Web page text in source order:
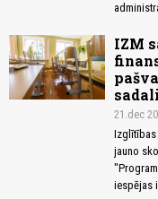
IZM
sadali
21.dec
Izglītības
jauno
iespējas